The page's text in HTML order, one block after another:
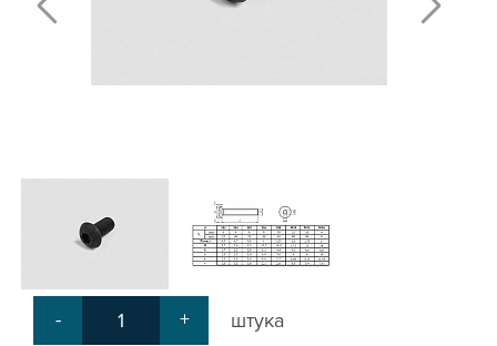
ВНУТРЕННИЕ УГЛОВЫЕ СОЕДИНИТЕЛИ
АДДИТИВНЫЕ ТОВАРЫ
ОБЩЕСТРОИТЕЛЬНЫЙ ПРОФИЛЬ
ЛИНЕЙНЫЕ СОЕДИНИТЕЛИ
ДОПОЛНИТЕЛЬНАЯ ОБРАБОТКА
ПАРАЛЛЕЛЬНЫЕ СОЕДИНИТЕЛИ
ПРОМЫШЛЕННАЯ МЕБЕЛЬ
- + штука